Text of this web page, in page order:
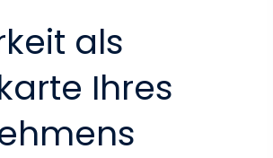
als
Ihres